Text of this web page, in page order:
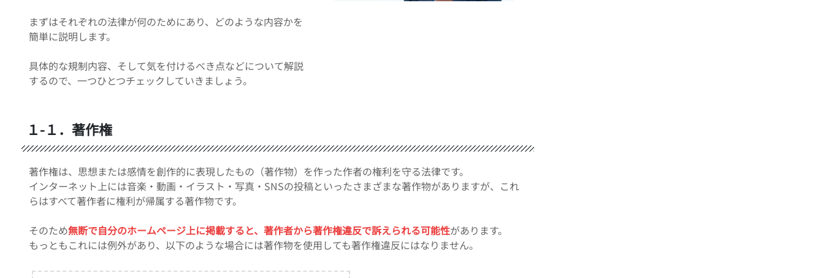
まずはそれぞれの法律が何のためにあり、どのような内容かを
簡単に説明します。
具体的な規制内容、そして気を付けるべき点などについて解説
するので、一つひとつチェックしていきましょう。
１-１．著作権
著作権は、思想または感情を創作的に表現したもの（著作物）を作った作者の権利を守る法律です。
インターネット上には音楽・動画・イラスト・写真・SNSの投稿といったさまざまな著作物がありますが、これ
らはすべて著作者に権利が帰属する著作物です。
そのため無断で自分のホームページ上に掲載すると、著作者から著作権違反で訴えられる可能性があります。
もっともこれには例外があり、以下のような場合には著作物を使用しても著作権違反にはなりません。